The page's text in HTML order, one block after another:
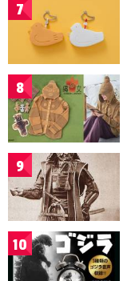
7
8
9
10